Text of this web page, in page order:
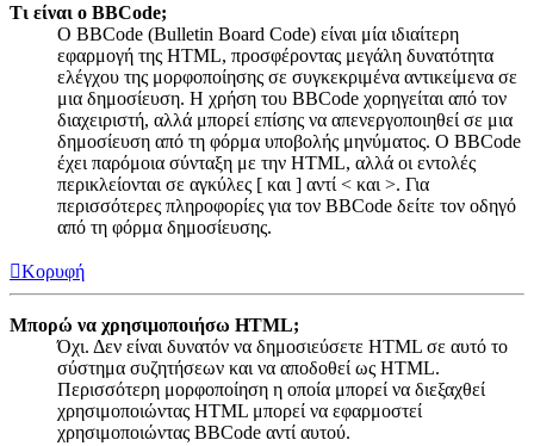
Τι είναι ο BBCode;
Ο BBCode (Bulletin Board Code) είναι μία ιδιαίτερη
εφαρμογή της HTML, προσφέροντας μεγάλη δυνατότητα
ελέγχου της μορφοποίησης σε συγκεκριμένα αντικείμενα σε
μια δημοσίευση. Η χρήση του BBCode χορηγείται από τον
διαχειριστή, αλλά μπορεί επίσης να απενεργοποιηθεί σε μια
δημοσίευση από τη φόρμα υποβολής μηνύματος. Ο BBCode
έχει παρόμοια σύνταξη με την HTML, αλλά οι εντολές
περικλείονται σε αγκύλες [ και ] αντί < και >. Για
περισσότερες πληροφορίες για τον BBCode δείτε τον οδηγό
από τη φόρμα δημοσίευσης.
Κορυφή
Μπορώ να χρησιμοποιήσω HTML;
Όχι. Δεν είναι δυνατόν να δημοσιεύσετε HTML σε αυτό το
σύστημα συζητήσεων και να αποδοθεί ως HTML.
Περισσότερη μορφοποίηση η οποία μπορεί να διεξαχθεί
χρησιμοποιώντας HTML μπορεί να εφαρμοστεί
χρησιμοποιώντας BBCode αντί αυτού.